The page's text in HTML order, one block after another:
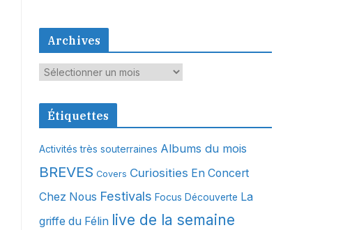
Archives
A
c
e
s
Étiquettes
Activités très souterraines Albums du mois
BREVES Covers Curiosities En Concert
Chez Nous Festivals Focus Découverte La
griffe du Félin live de la semaine